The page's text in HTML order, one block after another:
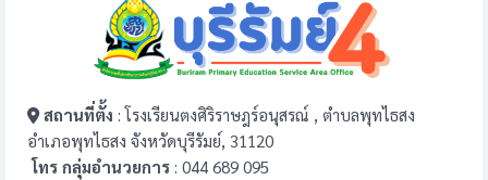
สถานที่ตั้ง : โรงเรียนตงศิริราษฎร์อนุสรณ์ , ตำบลพุทไธสง
อำเภอพุทไธสง จังหวัดบุรีรัมย์, 31120
โทร กลุ่มอำนวยการ : 044 689 095